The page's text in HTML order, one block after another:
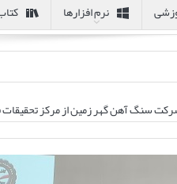
نرم افزارها
سنگ آهن گهر زمین از مرکز